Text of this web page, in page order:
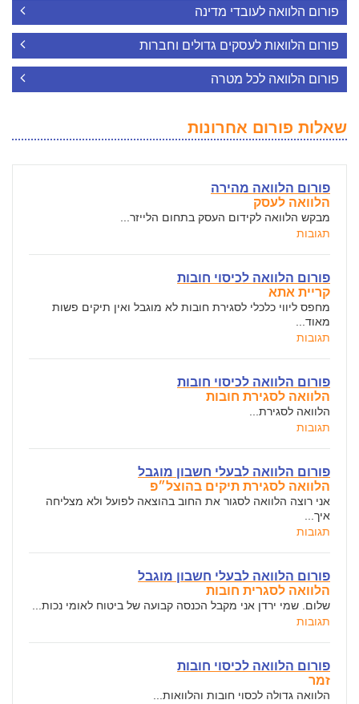
פורום הלוואה לעובדי מדינה
פורום הלוואות לעסקים גדולים וחברות
פורום הלוואה לכל מטרה
שאלות פורום אחרונות
פורום הלוואה מהירה
הלוואה לעסק
מבקש הלוואה לקידום העסק בתחום הלייזר...
תגובות
פורום הלוואה לכיסוי חובות
קריית אתא
מחפס ליווי כלכלי לסגירת חובות לא מוגבל ואין תיקים פשות
מאוד...
תגובות
פורום הלוואה לכיסוי חובות
הלוואה לסגירת חובות
הלוואה לסגירת...
תגובות
פורום הלוואה לבעלי חשבון מוגבל
הלוואה לסגירת תיקים בהוצל״פ
אני רוצה הלוואה לסגור את החוב בהוצאה לפועל ולא מצליחה
איך...
תגובות
פורום הלוואה לבעלי חשבון מוגבל
הלוואה לסגרית חובות
שלום. שמי ירדן אני מקבל הכנסה קבועה של ביטוח לאומי נכות...
תגובות
פורום הלוואה לכיסוי חובות
זמר
הלוואה גדולה לכסוי חובות והלוואות...